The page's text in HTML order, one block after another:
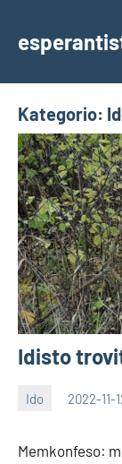
Kategorio:
Idisto
Ido 2022-11-
Memkonfeso: